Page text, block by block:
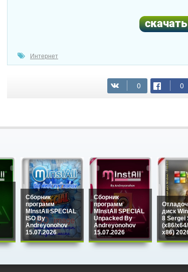
Интернет
Сборник
программ
MInstAll SPECIAL
ISO By
Andreyonohov
15.07.2026
Сборник
программ
MInstAll SPECIAL
Unpacked By
Andreyonohov
15.07.2026
диск
8 Sergei
(x86/
x86)